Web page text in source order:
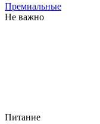
Премиальные
Не важно
Питание